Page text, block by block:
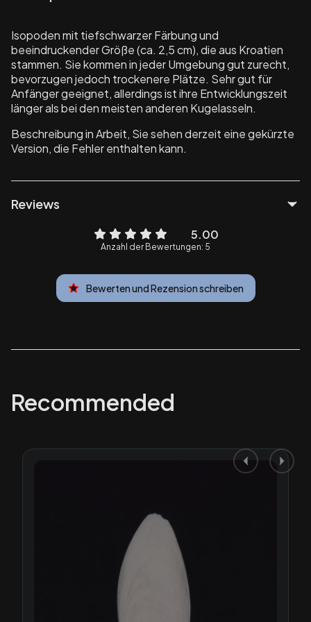
Isopoden mit tiefschwarzer Färbung und
beeindruckender Größe (ca. 2,5 cm), die aus Kroatien
stammen. Sie kommen in jeder Umgebung gut zurecht,
bevorzugen jedoch trockenere Plätze. Sehr gut für
Anfänger geeignet, allerdings ist ihre Entwicklungszeit
länger als bei den meisten anderen Kugelasseln.
Beschreibung in Arbeit, Sie sehen derzeit eine gekürzte
Version, die Fehler enthalten kann.
Reviews
5.00
Anzahl der Bewertungen: 5
Bewerten und Rezension schreiben
Recommended